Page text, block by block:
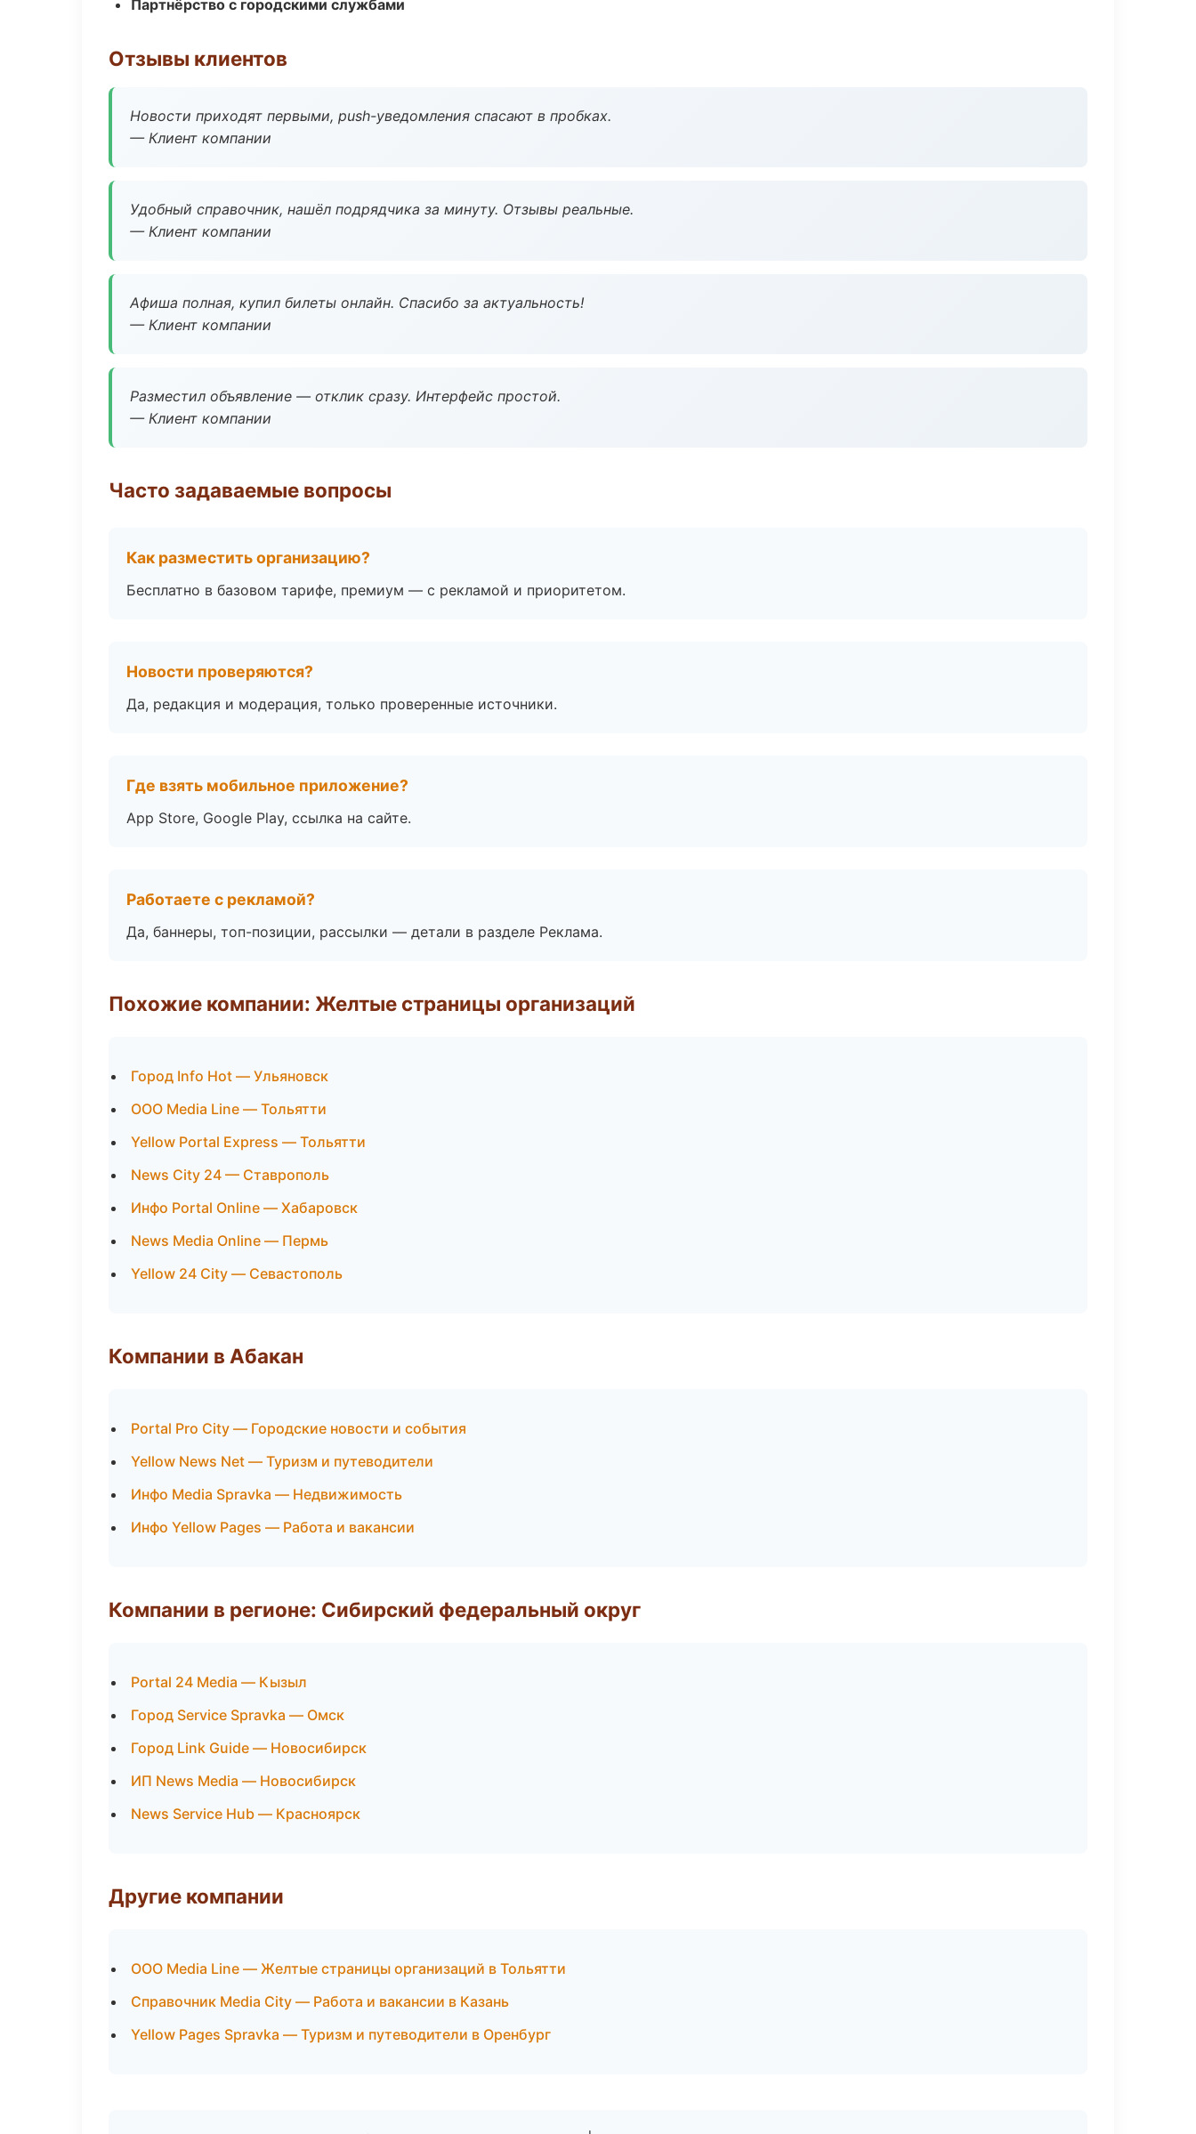
Партнёрство с городскими службами
Отзывы клиентов
Новости приходят первыми, push-уведомления спасают в пробках.
— Клиент компании
Удобный справочник, нашёл подрядчика за минуту. Отзывы реальные.
— Клиент компании
Афиша полная, купил билеты онлайн. Спасибо за актуальность!
— Клиент компании
Разместил объявление — отклик сразу. Интерфейс простой.
— Клиент компании
Часто задаваемые вопросы
Как разместить организацию?
Бесплатно в базовом тарифе, премиум — с рекламой и приоритетом.
Новости проверяются?
Да, редакция и модерация, только проверенные источники.
Где взять мобильное приложение?
App Store, Google Play, ссылка на сайте.
Работаете с рекламой?
Да, баннеры, топ-позиции, рассылки — детали в разделе Реклама.
Похожие компании: Желтые страницы организаций
Город Info Hot — Ульяновск
ООО Media Line — Тольятти
Yellow Portal Express — Тольятти
News City 24 — Ставрополь
Инфо Portal Online — Хабаровск
News Media Online — Пермь
Yellow 24 City — Севастополь
Компании в Абакан
Portal Pro City — Городские новости и события
Yellow News Net — Туризм и путеводители
Инфо Media Spravka — Недвижимость
Инфо Yellow Pages — Работа и вакансии
Компании в регионе: Сибирский федеральный округ
Portal 24 Media — Кызыл
Город Service Spravka — Омск
Город Link Guide — Новосибирск
ИП News Media — Новосибирск
News Service Hub — Красноярск
Другие компании
ООО Media Line — Желтые страницы организаций в Тольятти
Справочник Media City — Работа и вакансии в Казань
Yellow Pages Spravka — Туризм и путеводители в Оренбург